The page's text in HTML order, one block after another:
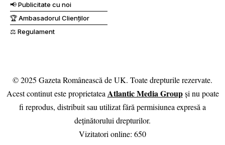
📢 Publicitate cu noi
🏆 Ambasadorul Clienților
⚖️ Regulament
© 2025 Gazeta Românească de UK. Toate drepturile rezervate.
Acest continut este proprietateaAtlantic Media Groupși nu poate
fi reprodus, distribuit sau utilizat fără permisiunea expresă a
deținătorului drepturilor.
Vizitatori online: 650